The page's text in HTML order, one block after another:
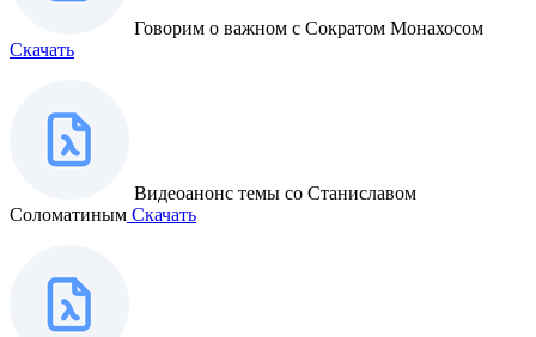
Говорим о важном с Сократом Монахосом
Скачать
Видеоанонс темы со Станиславом
Соломатиным Скачать